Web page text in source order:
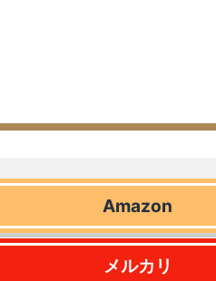
Amazon
メルカリ